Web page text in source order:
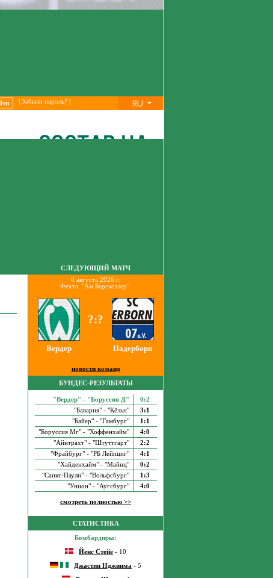
Забыли пароль?| RU
СЛЕДУЮЩИЙ МАТЧ
8 августа 2026 г.
Фехта. "Ам Бергкеллер".
?:?
Вердер Падерборн
новости команд
БУНДЕС-РЕЗУЛЬТАТЫ
"Вердер" - "Боруссия Д"
0:2
"Бавария" - "Кёльн"
3:1
"Байер" - "Гамбург"
1:1
"Боруссия Мг" - "Хоффенхайм"
4:0
"Айнтрахт" - "Штуттгарт"
2:2
"Фрайбург" - "РБ Лейпциг"
4:1
"Хайденхайм" - "Майнц"
0:2
"Санкт-Паули" - "Вольфсбург"
1:3
"Унион" - "Аугсбург"
4:0
смотреть полностью >>
СТАТИСТИКА
Бомбардиры:
Йенс Стейе - 10
Джастин Нджинма - 5